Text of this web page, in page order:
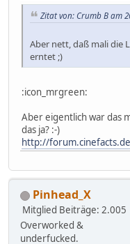
Zitat von: Crumb B am
Aber nett, daß mali die
erntet ;)
:icon_mrgreen:
Aber eigentlich war das
das ja? :-)
http://
Pinhead_X
Mitglied Beiträge: 2.005
Overworked &
underfucked.